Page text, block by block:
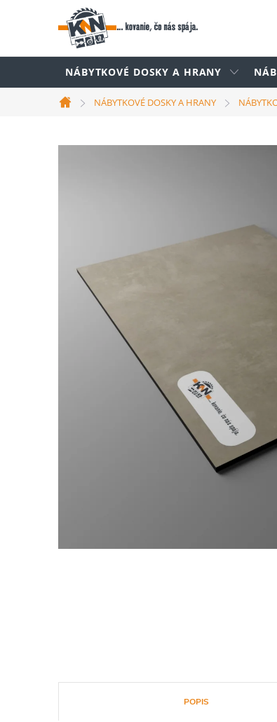
NÁBYTKOVÉ DOSKY A HRANY
Domov
NÁBYTKOVÉ DOSKY A HRANY
POPIS